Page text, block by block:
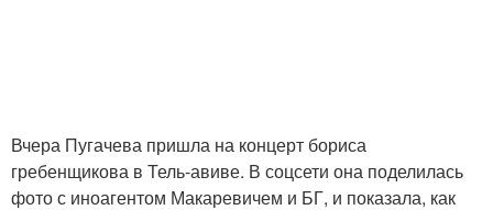
Вчера Пугачева пришла на концерт бориса
гребенщикова в Тель-авиве. В соцсети она поделилась
фото с иноагентом Макаревичем и БГ, и показала, как